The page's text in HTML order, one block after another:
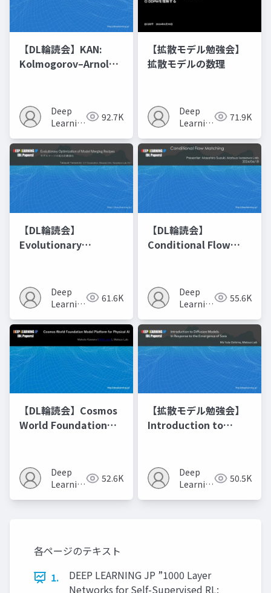
【DL輪読会】KAN:
Kolmogorov–Arnold
Deep
Learning
92.7K
【拡散モデル勉強会】
拡散モデルの数理
Deep
Learning
71.9K
【DL輪読会】
Evolutionary
Recipes モデルマージ
の進化的最適化
Deep
Learning
61.6K
【DL輪読会】
Conditional Flow
Deep
Learning
55.6K
【DL輪読会】Cosmos
World Foundation
Deep
Learning
52.6K
【拡散モデル勉強会】
Introduction to
Deep
Learning
50.5K
各ページのテキスト
1.
DEEP LEARNING JP ”1000 Layer
Networks for Self-Supervised RL: